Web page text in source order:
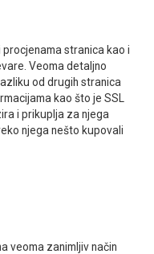
stranica kao i
Veoma detaljno
od drugih stranica
kao što je SSL
i prikuplja za njega
njega nešto kupovali
veoma zanimljiv način